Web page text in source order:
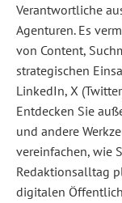
zu
entwickeln,
mit
dem
Ihr
Unternehmen
maximale
Sichtbarkeit
in
Suchmaschinen
sozialen
Medien
Sie
Verantwortliche
Agenturen. Es
von Content,
strategischen
LinkedIn, X
Entdecken Sie
und andere
vereinfachen, wie
Redaktionsalltag
digitalen